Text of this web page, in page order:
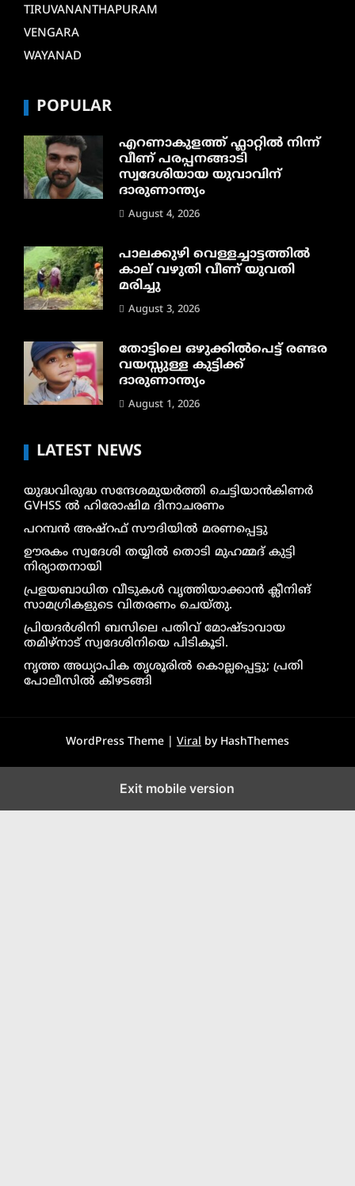
TIRUVANANTHAPURAM
VENGARA
WAYANAD
POPULAR
എറണാകുളത്ത് ഫ്ലാറ്റിൽ നിന്ന്
വീണ് പരപ്പനങ്ങാടി
സ്വദേശിയായ യുവാവിന്
ദാരുണാന്ത്യം
August 4, 2026
പാലക്കുഴി വെള്ളച്ചാട്ടത്തില്‍
കാല് വഴുതി വീണ് യുവതി
മരിച്ചു
August 3, 2026
തോട്ടിലെ ഒഴുക്കിൽപെട്ട് രണ്ടര
വയസ്സുള്ള കുട്ടിക്ക്
ദാരുണാന്ത്യം
August 1, 2026
LATEST NEWS
യുദ്ധവിരുദ്ധ സന്ദേശമുയർത്തി ചെട്ടിയാൻകിണർ
GVHSS ൽ ഹിരോഷിമ ദിനാചരണം
പറമ്പൻ അഷ്‌റഫ് സൗദിയിൽ മരണപ്പെട്ടു
ഊരകം സ്വദേശി തയ്യിൽ തൊടി മുഹമ്മദ് കുട്ടി
നിര്യാതനായി
പ്രളയബാധിത വീടുകൾ വൃത്തിയാക്കാൻ ക്ലീനിങ്
സാമഗ്രികളുടെ വിതരണം ചെയ്തു.
പ്രിയദർശിനി ബസിലെ പതിവ് മോഷ്ടാവായ
തമിഴ്നാട് സ്വദേശിനിയെ പിടികൂടി.
നൃത്ത അധ്യാപിക തൃശൂരിൽ കൊല്ലപ്പെട്ടു; പ്രതി
പോലീസിൽ കീഴടങ്ങി
WordPress Theme | Viral by HashThemes
Exit mobile version